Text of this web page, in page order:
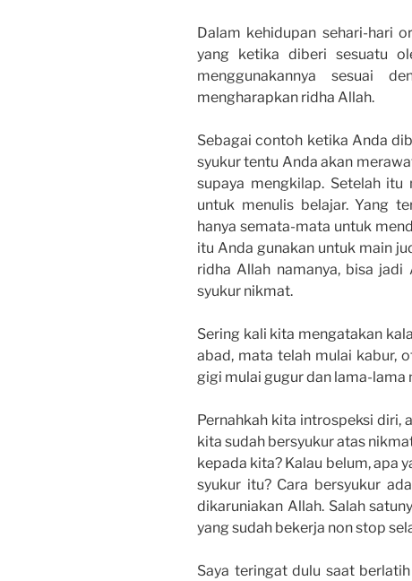
Dalam kehidupan sehari-hari
yang ketika diberi sesuatu
menggunakannya sesuai
mengharapkan ridha Allah.
Sebagai contoh ketika Anda
syukur tentu Anda akan
supaya mengkilap. Setelah itu
untuk menulis belajar. Yang
hanya semata-mata untuk
itu Anda gunakan untuk main
ridha Allah namanya, bisa
syukur nikmat.
Sering kali kita mengatakan
abad, mata telah mulai kabur,
gigi mulai gugur dan lama-lama
Pernahkah kita introspeksi diri,
kita sudah bersyukur atas
kepada kita? Kalau belum, apa
syukur itu? Cara bersyukur
dikaruniakan Allah. Salah
yang sudah bekerja non stop
Saya teringat dulu saat